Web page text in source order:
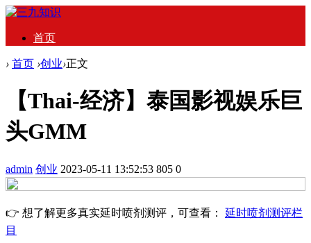
首页
› 首页 ›创业›正文
【Thai-经济】泰国影视娱乐巨
头GMM
admin 创业 2023-05-11 13:52:53 805 0
👉 想了解更多真实延时喷剂测评，可查看： 延时喷剂测评栏
目